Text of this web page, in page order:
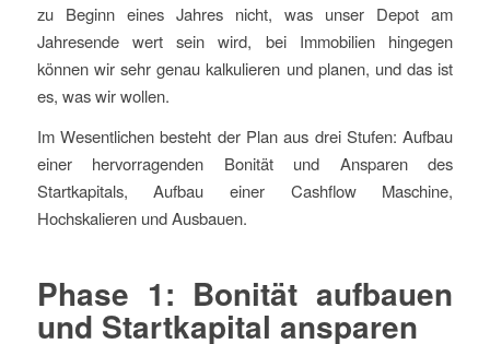
zu Beginn eines Jahres nicht, was unser Depot am
Jahresende wert sein wird, bei Immobilien hingegen
können wir sehr genau kalkulieren und planen, und das ist
es, was wir wollen.
Im Wesentlichen besteht der Plan aus drei Stufen: Aufbau
einer hervorragenden Bonität und Ansparen des
Startkapitals, Aufbau einer Cashflow Maschine,
Hochskalieren und Ausbauen.
Phase 1: Bonität aufbauen
und Startkapital ansparen